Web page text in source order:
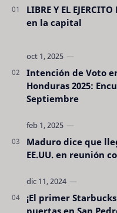
LIBRE Y EL
en la capital
Intención de Voto
Honduras 2025:
Septiembre
Maduro dice que
EE.UU. en reunión
¡El primer